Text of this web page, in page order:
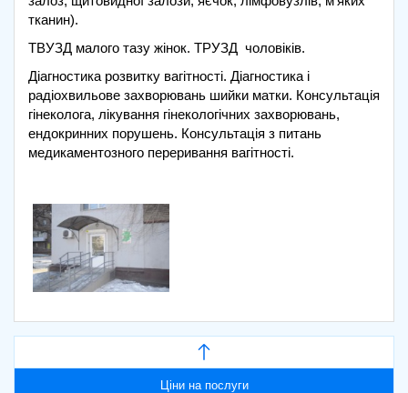
тканин).
ТВУЗД малого тазу жінок. ТРУЗД чоловіків.
Діагностика розвитку вагітності. Діагностика і
радіохвильове захворювань шийки матки. Консультація
гінеколога, лікування гінекологічних захворювань,
ендокринних порушень. Консультація з питань
медикаментозного переривання вагітності.
Ціни на послуги